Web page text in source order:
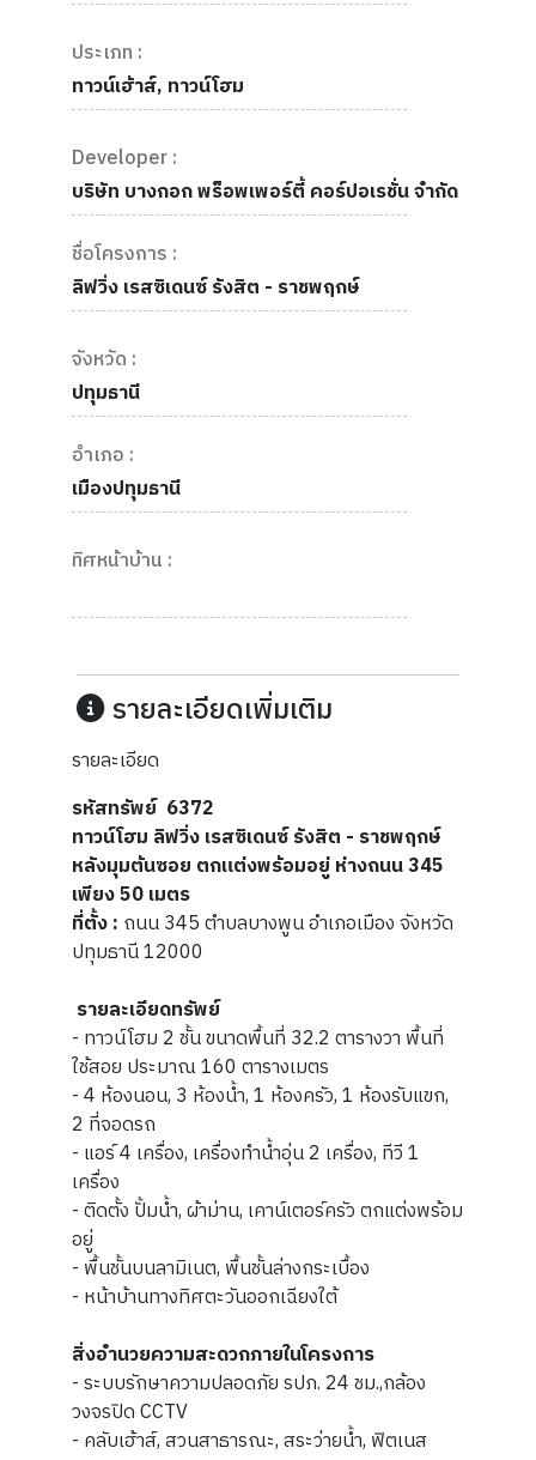
ประเภท :
ทาวน์เฮ้าส์, ทาวน์โฮม
Developer :
บริษัท บางกอก พร็อพเพอร์ตี้ คอร์ปอเรชั่น จำกัด
ชื่อโครงการ :
ลิฟวิ่ง เรสซิเดนซ์ รังสิต - ราชพฤกษ์
จังหวัด :
ปทุมธานี
อำเภอ :
เมืองปทุมธานี
ทิศหน้าบ้าน :
รายละเอียดเพิ่มเติม
รายละเอียด
รหัสทรัพย์ 6372
ทาวน์โฮม ลิฟวิ่ง เรสซิเดนซ์ รังสิต - ราชพฤกษ์
หลังมุมต้นซอย ตกแต่งพร้อมอยู่ ห่างถนน 345
เพียง 50 เมตร
ที่ตั้ง : ถนน 345 ตำบลบางพูน อำเภอเมือง จังหวัด
ปทุมธานี 12000
รายละเอียดทรัพย์
- ทาวน์โฮม 2 ชั้น ขนาดพื้นที่ 32.2 ตารางวา พื้นที่
ใช้สอย ประมาณ 160 ตารางเมตร
- 4 ห้องนอน, 3 ห้องน้ำ, 1 ห้องครัว, 1 ห้องรับแขก,
2 ที่จอดรถ
- แอร์ 4 เครื่อง, เครื่องทำน้ำอุ่น 2 เครื่อง, ทีวี 1
เครื่อง
- ติดตั้ง ปั้มน้ำ, ผ้าม่าน, เคาน์เตอร์ครัว ตกแต่งพร้อม
อยู่
- พื้นชั้นบนลามิเนต, พื้นชั้นล่างกระเบื้อง
- หน้าบ้านทางทิศตะวันออกเฉียงใต้
สิ่งอำนวยความสะดวกภายในโครงการ
- ระบบรักษาความปลอดภัย รปภ. 24 ชม.,กล้อง
วงจรปิด CCTV
- คลับเฮ้าส์, สวนสาธารณะ, สระว่ายน้ำ, ฟิตเนส